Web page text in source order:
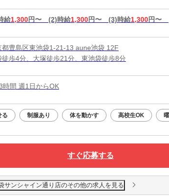
給1,300円〜 (2)時給1,300円〜 (3)時給1,300円〜
都豊島区東池袋1-21-13 aune池袋 12F
徒歩4分、大塚徒歩21分、東池袋徒歩8分
時間 週1日からOK
る 制服あり 体を動かす 高校生OK
すぐ応募する
サンシャイン通り店のその他の求人を見る